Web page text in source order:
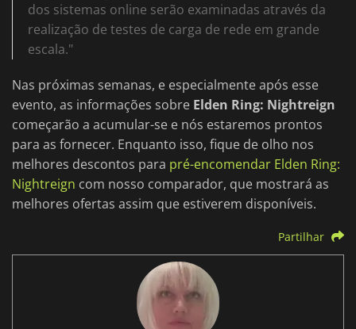
dos sistemas online serão examinadas através da
realização de testes de carga de rede em grande
escala."
Nas próximas semanas, e especialmente após esse
evento, as informações sobre Elden Ring: Nightreign
começarão a acumular-se e nós estaremos prontos
para as fornecer. Enquanto isso, fique de olho nos
melhores descontos para pré-encomendar Elden Ring:
Nightreign com nosso comparador, que mostrará as
melhores ofertas assim que estiverem disponíveis.
Partilhar